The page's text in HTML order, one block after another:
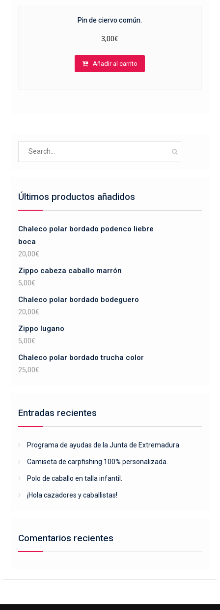
Pin de ciervo común.
3,00€
Añadir al carrito
Search
Últimos productos añadidos
Chaleco polar bordado podenco liebre
boca
20,00€
Zippo cabeza caballo marrón
5,00€
Chaleco polar bordado bodeguero
20,00€
Zippo lugano
5,00€
Chaleco polar bordado trucha color
25,00€
Entradas recientes
Programa de ayudas de la Junta de Extremadura
Camiseta de carpfishing 100% personalizada.
Polo de caballo en talla infantil.
¡Hola cazadores y caballistas!
Comentarios recientes